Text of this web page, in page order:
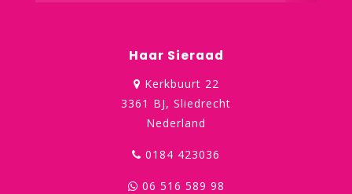
Haar Sieraad
Kerkbuurt 22
3361 BJ, Sliedrecht
Nederland
0184 423036
06 516 589 98